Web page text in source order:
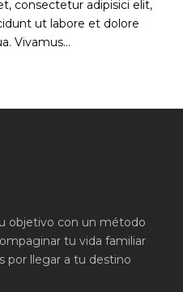
consectetur adipisici elit,
ut labore et dolore
Vivamus...
objetivo con un método
tu vida familiar
por llegar a tu destino